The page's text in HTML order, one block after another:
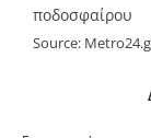
ποδοσφαίρου
Source: